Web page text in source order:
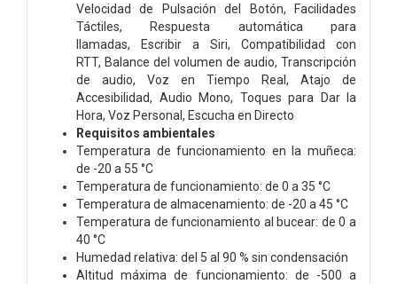
Velocidad de Pulsación del Botón,
Facilidades
Táctiles,
Respuesta automática para
llamadas,
Escribir a Siri, Compati­bilidad con
RTT, Balance del volumen de audio, Transcripción
de audio, Voz en Tiempo Real, Atajo de
Accesibilidad, Audio Mono, Toques para Dar la
Hora, Voz Personal, Escucha en Directo
Requisitos ambientales
Temperatura de funciona­miento en la muñeca:
de -20 a 55 °C
Temperatura de funciona­miento: de 0 a 35 °C
Temperatura de almacena­miento: de -20 a 45 °C
Temperatura de funciona­miento al bucear: de 0 a
40 °C
Humedad relativa: del 5 al 90 % sin condensación
Altitud máxima de funciona­miento: de -500 a